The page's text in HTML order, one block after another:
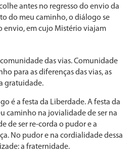
antes no regresso do envio da
do meu caminho, o diálogo se
envio, em cujo Mistério viajam
das vias. Comuni­dade
para as diferenças das vias, as
gratuidade.
é a festa da Liberdade. A festa da
caminho na jovialidade de ser na
de ser re-corda o pu­dor e a
No pudor e na cordia­lidade dessa
a fraternidade.